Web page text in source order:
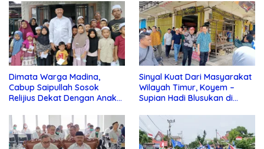
Dimata Warga Madina,
Cabup Saipullah Sosok
Relijius Dekat Dengan Anak
Sinyal Kuat Dari Masyarakat
Wilayah Timur, Koyem –
Supian Hadi Blusukan di